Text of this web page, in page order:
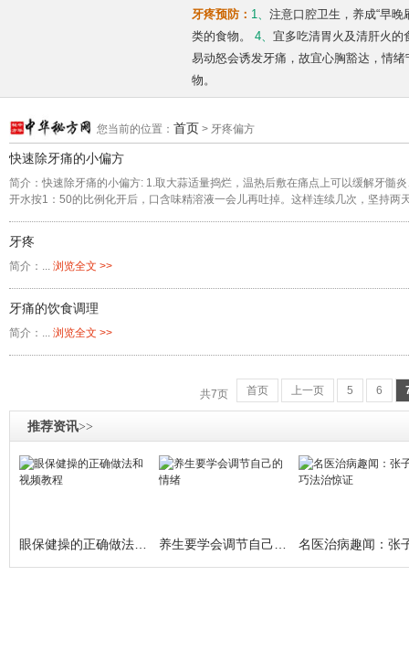
牙疼预防： 1、 注意口腔卫生，养成“早
类的食物。 4、 宜多吃清胃火及清肝火
易动怒会诱发牙痛，故宜心胸豁达，情
物。
您当前的位置： 首页 > 牙疼偏方
快速除牙痛的小偏方
简介：快速除牙痛的小偏方: 1.取大蒜适量捣烂，温热后敷在痛点上可以缓解牙髓
开水按1：50的比例化开后，口含味精溶液一会儿再吐掉。这样连续几次，坚持两
牙疼
简介：... 浏览全文 >>
牙痛的饮食调理
简介：... 浏览全文 >>
共7页 首页 上一页 5 6
推荐资讯>>